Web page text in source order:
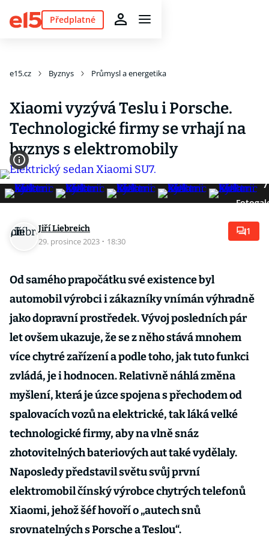
Předplatné
e15.cz Byznys Průmysl a energetika
Xiaomi vyzývá Teslu i Porsche.
Technologické firmy se vrhají na
byznys s elektromobily
7
Jiří Liebreich
29. prosince 2023 · 18:30
1
Od samého prapočátku své existence byl
automobil výrobci i zákazníky vnímán výhradně
jako dopravní prostředek. Vývoj posledních pár
let ovšem ukazuje, že se z něho stává mnohem
více chytré zařízení a podle toho, jak tuto funkci
zvládá, je i hodnocen. Relativně náhlá změna
myšlení, která je úzce spojena s přechodem od
spalovacích vozů na elektrické, tak láká velké
technologické firmy, aby na vlně snáz
zhotovitelných bateriových aut také vydělaly.
Naposledy představil světu svůj první
elektromobil čínský výrobce chytrých telefonů
Xiaomi, jehož šéf hovoří o „autech snů
srovnatelných s Porsche a Teslou“.